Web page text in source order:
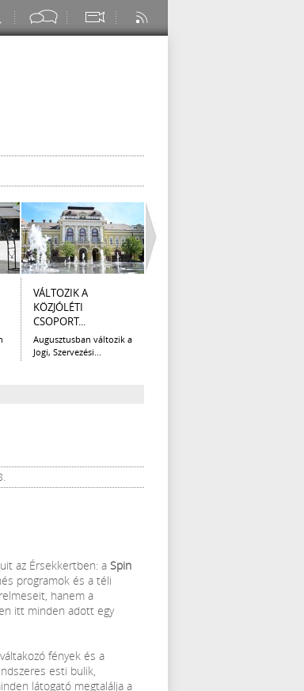
VÁLTOZIK A
KÖZJÓLÉTI
CSOPORT...
Augusztusban változik a
Jogi, Szervezési...
az Érsekkertben: a Spin
programok és a téli
hanem a
itt minden adott egy
fények és a
esti bulik,
látogató megtalálja a